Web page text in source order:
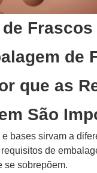
de
que as
São
bases sirvam a
de
se sobrepõem.